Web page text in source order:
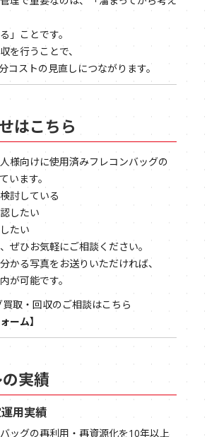
」ことです。
を行うことで、
コストの見直しにつながります。
はこちら
様向けに使用済みフレコンバッグの
います。
討している
したい
たい
ぜひお気軽にご相談ください。
かる写真をお送りいただければ、
が可能です。
取・回収のご相談はこちら
ーム】
実績
用実績
ッグの再利用・再資源化を10年以上